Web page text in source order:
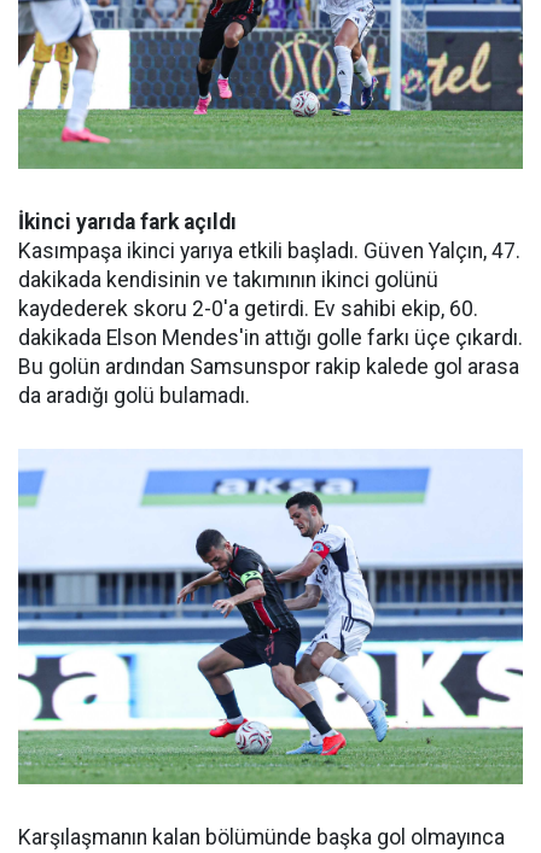
İkinci yarıda fark açıldı
Kasımpaşa ikinci yarıya etkili başladı. Güven Yalçın, 47.
dakikada kendisinin ve takımının ikinci golünü
kaydederek skoru 2-0'a getirdi. Ev sahibi ekip, 60.
dakikada Elson Mendes'in attığı golle farkı üçe çıkardı.
Bu golün ardından Samsunspor rakip kalede gol arasa
da aradığı golü bulamadı.
Karşılaşmanın kalan bölümünde başka gol olmayınca